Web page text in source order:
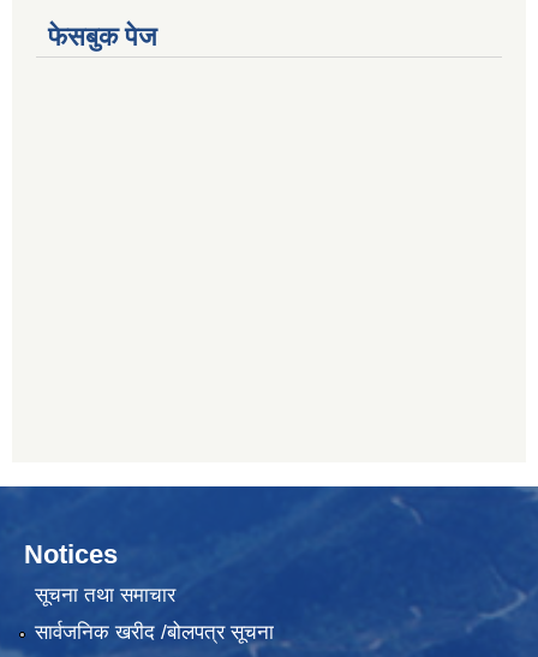
फेसबुक पेज
Notices
सूचना तथा समाचार
सार्वजनिक खरीद /बोलपत्र सूचना